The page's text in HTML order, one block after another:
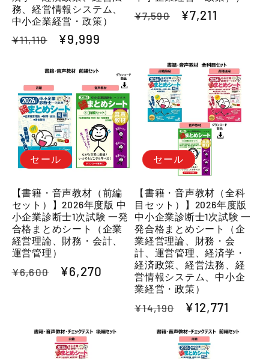
務、経営情報システム、
中小企業経営・政策）
通
格
¥11,110
セ
ル
価
格
¥9,999
通
¥7,590
セ
価
¥7,211
セール
【書籍・音声教材（前編
セット）】2026年度版 中
小企業診断士1次試験 一発
合格まとめシート（企業
経営理論、財務・会計、
運営管理）
通
¥6,600
セ
格
¥6,270
セール
【書籍・音声教材（全科
目セット）】2026年度版
中小企業診断士1次試験 一
発合格まとめシート（企
業経営理論、財務・会
計、運営管理、経済学・
経済政策、経営法務、経
営情報システム、中小企
業経営・政策）
通
¥14,190
セ
ル
¥12,771